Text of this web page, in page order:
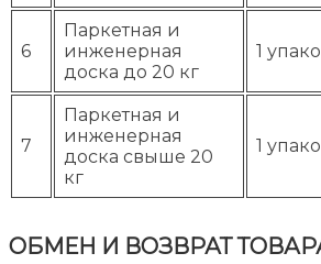
6
Паркетная и
инженерная
доска до 20 кг
1
7
Паркетная и
инженерная
доска свыше 20
кг
1
ОБМЕН И ВОЗВРАТ